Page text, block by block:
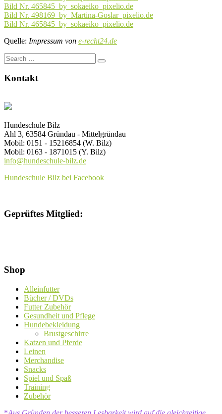
Bild Nr. 465845_by_sokaeiko_pixelio.de
Bild Nr. 498169_by_Martina-Goslar_pixelio.de
Bild Nr. 465845_by_sokaeiko_pixelio.de
Quelle: Impressum von e-recht24.de
Search
for:
Kontakt
Hundeschule Bilz
Ahl 3, 63584 Gründau - Mittelgründau
Mobil: 0151 - 15216854 (W. Bilz)
Mobil: 0163 - 1871015 (Y. Bilz)
info@hundeschule-bilz.de
Hundeschule Bilz bei Facebook
Geprüftes Mitglied:
Shop
Alleinfutter
Bücher / DVDs
Futter Zubehör
Gesundheit und Pflege
Hundebekleidung
Brustgeschirre
Katzen und Pferde
Leinen
Merchandise
Snacks
Spiel und Spaß
Training
Zubehör